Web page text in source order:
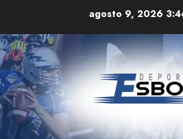
content
agosto 9, 2026